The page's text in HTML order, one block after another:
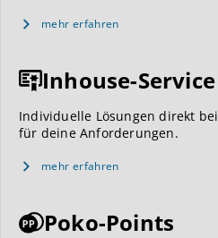
mehr erfahren
Inhouse-Service
Individuelle Lösungen direkt
für deine Anforderungen.
mehr erfahren
Poko-Points